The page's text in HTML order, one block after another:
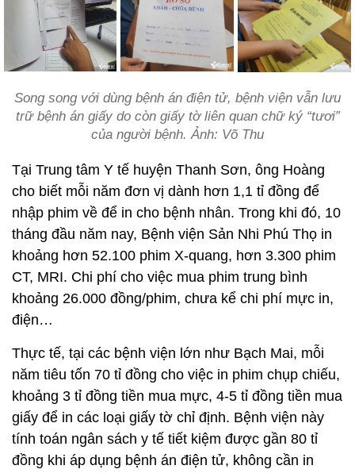
Song song với dùng bệnh án điện tử, bệnh viện vẫn lưu
trữ bệnh án giấy do còn giấy tờ liên quan chữ ký “tươi”
của người bệnh. Ảnh: Võ Thu
Tại Trung tâm Y tế huyện Thanh Sơn, ông Hoàng
cho biết mỗi năm đơn vị dành hơn 1,1 tỉ đồng để
nhập phim về để in cho bệnh nhân. Trong khi đó, 10
tháng đầu năm nay, Bệnh viện Sản Nhi Phú Thọ in
khoảng hơn 52.100 phim X-quang, hơn 3.300 phim
CT, MRI. Chi phí cho việc mua phim trung bình
khoảng 26.000 đồng/phim, chưa kể chi phí mực in,
điện…
Thực tế, tại các bệnh viện lớn như Bạch Mai, mỗi
năm tiêu tốn 70 tỉ đồng cho việc in phim chụp chiếu,
khoảng 3 tỉ đồng tiền mua mực, 4-5 tỉ đồng tiền mua
giấy để in các loại giấy tờ chỉ định. Bệnh viện này
tính toán ngân sách y tế tiết kiệm được gần 80 tỉ
đồng khi áp dụng bệnh án điện tử, không cần in